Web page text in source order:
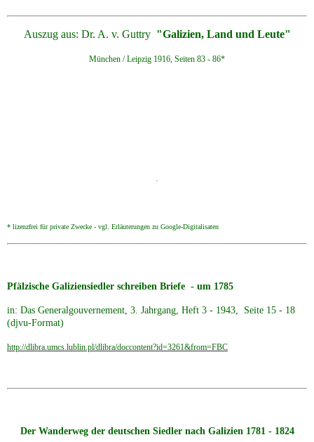
Auszug aus: Dr. A. v. Guttry "Galizien, Land und Leute"
München / Leipzig 1916, Seiten 83 - 86*
* lizenzfrei für private Zwecke - vgl. Erläuterungen zu Google-Digitalisaten
Pfälzische Galiziensiedler schreiben Briefe - um 1785
in: Das Generalgouvernement, 3. Jahrgang, Heft 3 - 1943, Seite 15 - 18
(djvu-Format)
http://dlibra.umcs.lublin.pl/dlibra/doccontent?id=3261&from=FBC
Der Wanderweg der deutschen Siedler nach Galizien 1781 - 1824